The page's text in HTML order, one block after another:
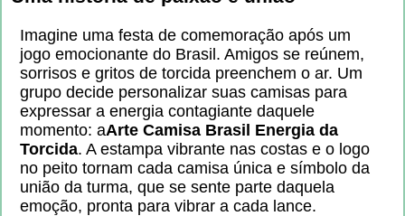
Imagine uma festa de comemoração após um
jogo emocionante do Brasil. Amigos se reúnem,
sorrisos e gritos de torcida preenchem o ar. Um
grupo decide personalizar suas camisas para
expressar a energia contagiante daquele
momento: aArte Camisa Brasil Energia da
Torcida. A estampa vibrante nas costas e o logo
no peito tornam cada camisa única e símbolo da
união da turma, que se sente parte daquela
emoção, pronta para vibrar a cada lance.